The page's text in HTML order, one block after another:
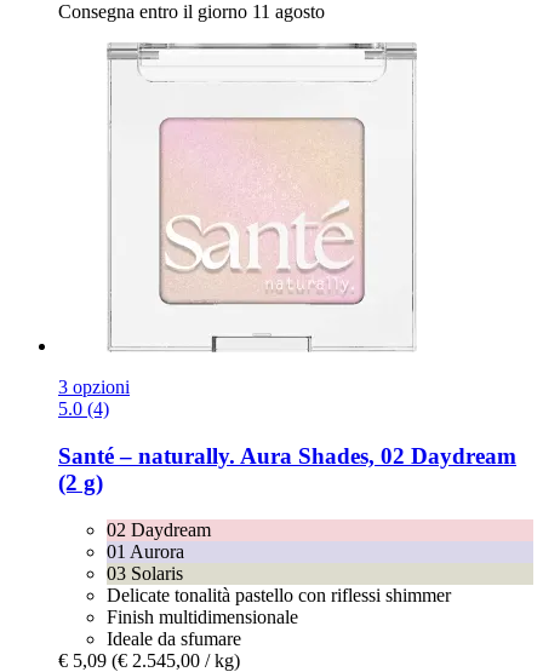
Consegna entro il giorno 11 agosto
3 opzioni
5.0 (4)
Santé – naturally. Aura Shades, 02 Daydream
(2 g)
02 Daydream
01 Aurora
03 Solaris
Delicate tonalità pastello con riflessi shimmer
Finish multidimensionale
Ideale da sfumare
€ 5,09 (€ 2.545,00 / kg)